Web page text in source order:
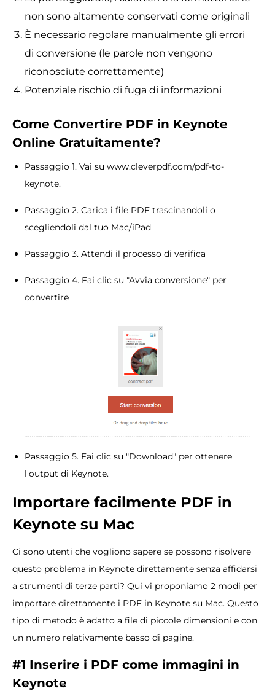
non sono altamente conservati come originali
È necessario regolare manualmente gli errori
di conversione (le parole non vengono
riconosciute correttamente)
Potenziale rischio di fuga di informazioni
Come Convertire PDF in Keynote
Online Gratuitamente?
Passaggio 1. Vai su www.cleverpdf.com/pdf-to-
keynote.
Passaggio 2. Carica i file PDF trascinandoli o
scegliendoli dal tuo Mac/iPad
Passaggio 3. Attendi il processo di verifica
Passaggio 4. Fai clic su "Avvia conversione" per
convertire
Passaggio 5. Fai clic su "Download" per ottenere
l'output di Keynote.
Importare facilmente PDF in
Keynote su Mac
Ci sono utenti che vogliono sapere se possono risolvere
questo problema in Keynote direttamente senza affidarsi
a strumenti di terze parti? Qui vi proponiamo 2 modi per
importare direttamente i PDF in Keynote su Mac. Questo
tipo di metodo è adatto a file di piccole dimensioni e con
un numero relativamente basso di pagine.
#1 Inserire i PDF come immagini in
Keynote